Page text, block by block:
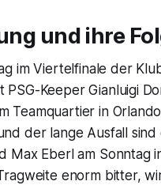
und ihre
im Viertelfinale der
PSG-Keeper Gianluigi
Teamquartier in
der lange Ausfall
Max Eberl am Sonntag
enorm bitter,